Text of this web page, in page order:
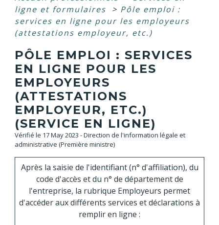
ligne et formulaires
> Pôle emploi :
services en ligne pour les employeurs
(attestations employeur, etc.)
PÔLE EMPLOI : SERVICES
EN LIGNE POUR LES
EMPLOYEURS
(ATTESTATIONS
EMPLOYEUR, ETC.)
(SERVICE EN LIGNE)
Vérifié le 17 May 2023 - Direction de l'information légale et
administrative (Première ministre)
Après la saisie de l'identifiant (n° d'affiliation), du
code d'accès et du n° de département de
l'entreprise, la rubrique Employeurs permet
d'accéder aux différents services et déclarations à
remplir en ligne :